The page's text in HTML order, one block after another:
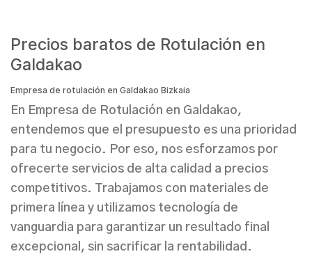
Precios baratos de Rotulación en
Galdakao
Empresa de rotulación en Galdakao Bizkaia
En Empresa de Rotulación en Galdakao,
entendemos que el presupuesto es una prioridad
para tu negocio. Por eso, nos esforzamos por
ofrecerte servicios de alta calidad a precios
competitivos. Trabajamos con materiales de
primera línea y utilizamos tecnología de
vanguardia para garantizar un resultado final
excepcional, sin sacrificar la rentabilidad.